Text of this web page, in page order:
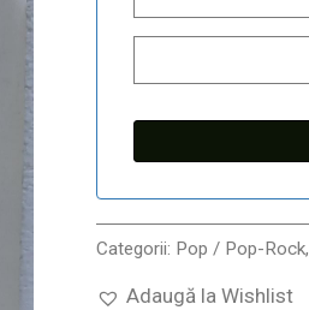
Categorii: Pop / Pop-Rock,
Adaugă la Wishlist